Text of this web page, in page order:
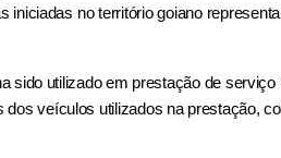
no território goiano
utilizado em prestação de serviço
veículos utilizados na prestação,